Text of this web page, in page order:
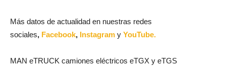
Más datos de actualidad en nuestras redes
sociales, Facebook, Instagram y YouTube.
MAN eTRUCK camiones eléctricos eTGX y eTGS